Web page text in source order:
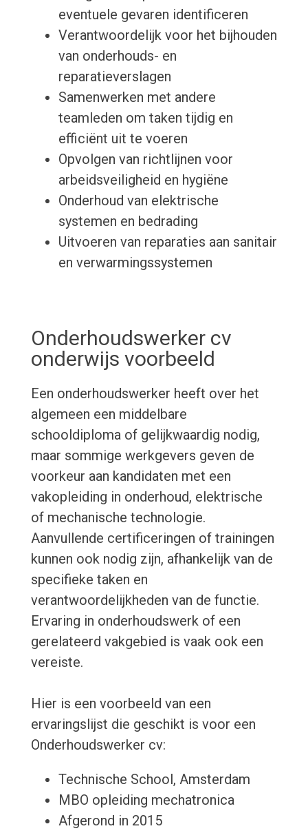
eventuele gevaren identificeren
Verantwoordelijk voor het bijhouden
van onderhouds- en
reparatieverslagen
Samenwerken met andere
teamleden om taken tijdig en
efficiënt uit te voeren
Opvolgen van richtlijnen voor
arbeidsveiligheid en hygiëne
Onderhoud van elektrische
systemen en bedrading
Uitvoeren van reparaties aan sanitair
en verwarmingssystemen
Onderhoudswerker cv
onderwijs voorbeeld
Een onderhoudswerker heeft over het
algemeen een middelbare
schooldiploma of gelijkwaardig nodig,
maar sommige werkgevers geven de
voorkeur aan kandidaten met een
vakopleiding in onderhoud, elektrische
of mechanische technologie.
Aanvullende certificeringen of trainingen
kunnen ook nodig zijn, afhankelijk van de
specifieke taken en
verantwoordelijkheden van de functie.
Ervaring in onderhoudswerk of een
gerelateerd vakgebied is vaak ook een
vereiste.
Hier is een voorbeeld van een
ervaringslijst die geschikt is voor een
Onderhoudswerker cv:
Technische School, Amsterdam
MBO opleiding mechatronica
Afgerond in 2015